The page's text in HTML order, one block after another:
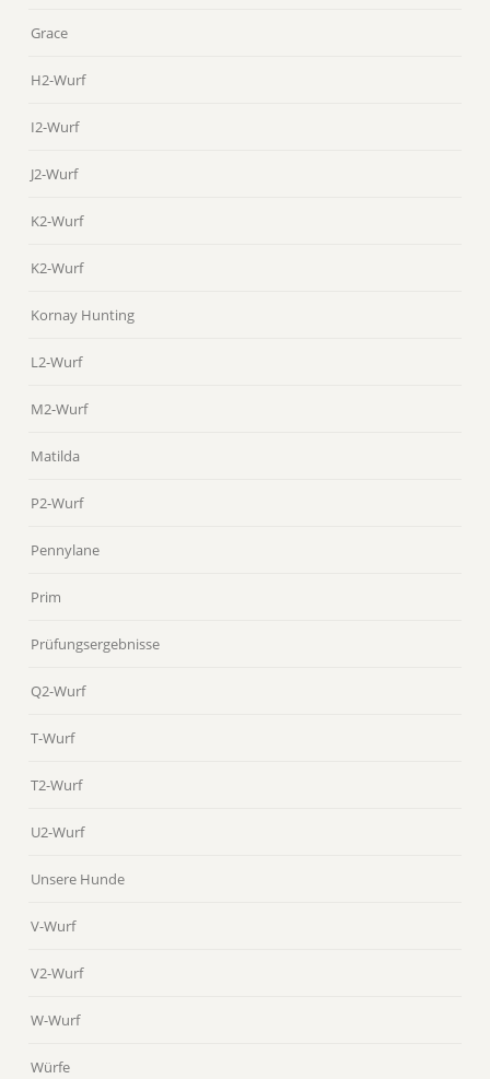
Grace
H2-Wurf
I2-Wurf
J2-Wurf
K2-Wurf
K2-Wurf
Kornay Hunting
L2-Wurf
M2-Wurf
Matilda
P2-Wurf
Pennylane
Prim
Prüfungsergebnisse
Q2-Wurf
T-Wurf
T2-Wurf
U2-Wurf
Unsere Hunde
V-Wurf
V2-Wurf
W-Wurf
Würfe